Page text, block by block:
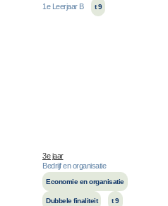
1e Leerjaar B t 9
3e jaar
Bedrijf en organisatie
Economie en organisatie
Dubbele finaliteit t 9